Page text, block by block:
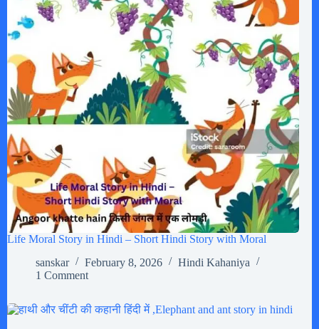
Life Moral Story in Hindi – Short Hindi Story with Moral
sanskar
February 8, 2026
Hindi Kahaniya
1 Comment